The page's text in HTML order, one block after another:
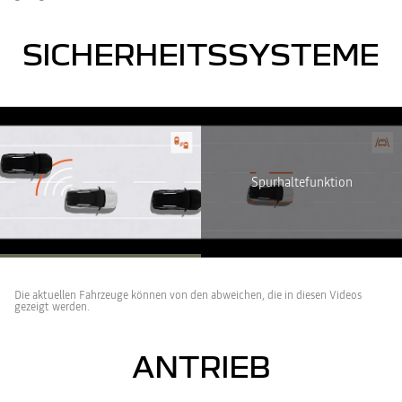
SICHERHEITSSYSTEME
Youtube ist deaktiviert. Erlauben Sie die Verwendung von Social
Cookies, um auf den Videoinhalt zuzugreifen.
ICH STIMME ZU
Spurhaltefunktion
Die aktuellen Fahrzeuge können von den abweichen, die in diesen Videos
gezeigt werden.
ANTRIEB